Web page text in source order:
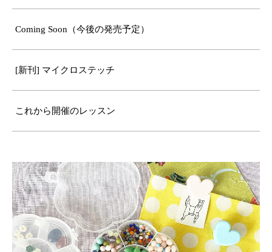
Coming Soon（今後の発売予定）
[新刊] マイクロステッチ
これから開催のレッスン